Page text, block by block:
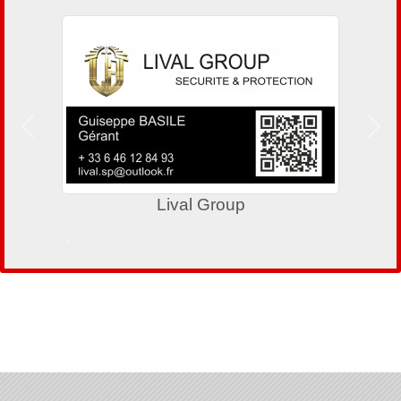
Lival Group
Précedent